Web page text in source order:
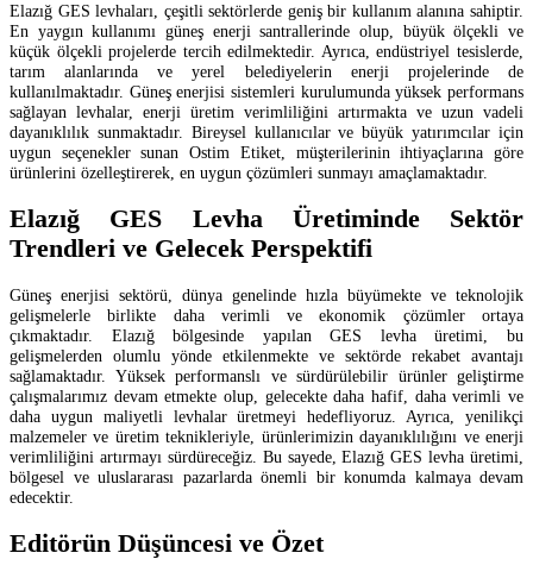
Elazığ GES levhaları, çeşitli sektörlerde geniş bir kullanım alanına sahiptir.
En yaygın kullanımı güneş enerji santrallerinde olup, büyük ölçekli ve
küçük ölçekli projelerde tercih edilmektedir. Ayrıca, endüstriyel tesislerde,
tarım alanlarında ve yerel belediyelerin enerji projelerinde de
kullanılmaktadır. Güneş enerjisi sistemleri kurulumunda yüksek performans
sağlayan levhalar, enerji üretim verimliliğini artırmakta ve uzun vadeli
dayanıklılık sunmaktadır. Bireysel kullanıcılar ve büyük yatırımcılar için
uygun seçenekler sunan Ostim Etiket, müşterilerinin ihtiyaçlarına göre
ürünlerini özelleştirerek, en uygun çözümleri sunmayı amaçlamaktadır.
Elazığ GES Levha Üretiminde Sektör
Trendleri ve Gelecek Perspektifi
Güneş enerjisi sektörü, dünya genelinde hızla büyümekte ve teknolojik
gelişmelerle birlikte daha verimli ve ekonomik çözümler ortaya
çıkmaktadır. Elazığ bölgesinde yapılan GES levha üretimi, bu
gelişmelerden olumlu yönde etkilenmekte ve sektörde rekabet avantajı
sağlamaktadır. Yüksek performanslı ve sürdürülebilir ürünler geliştirme
çalışmalarımız devam etmekte olup, gelecekte daha hafif, daha verimli ve
daha uygun maliyetli levhalar üretmeyi hedefliyoruz. Ayrıca, yenilikçi
malzemeler ve üretim teknikleriyle, ürünlerimizin dayanıklılığını ve enerji
verimliliğini artırmayı sürdüreceğiz. Bu sayede, Elazığ GES levha üretimi,
bölgesel ve uluslararası pazarlarda önemli bir konumda kalmaya devam
edecektir.
Editörün Düşüncesi ve Özet